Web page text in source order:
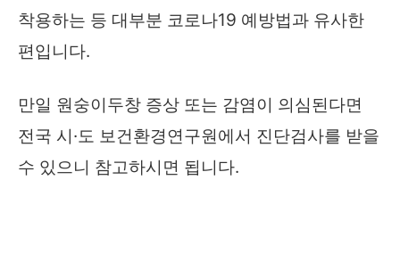
착용하는 등 대부분 코로나19 예방법과 유사한
편입니다.
만일 원숭이두창 증상 또는 감염이 의심된다면
전국 시·도 보건환경연구원에서 진단검사를 받을
수 있으니 참고하시면 됩니다.